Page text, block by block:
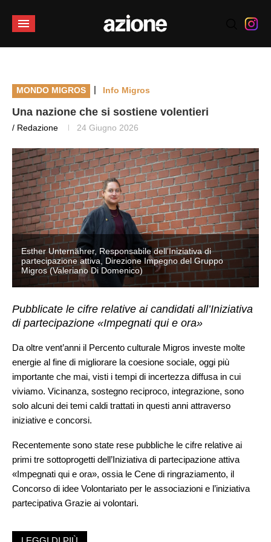
MONDO MIGROS | Info Migros
Una nazione che si sostiene volentieri
/ Redazione 24 Giugno 2026
Esther Unternährer, Responsabile dell’Iniziativa di
partecipazione attiva, Direzione Impegno del Gruppo
Migros (Valeriano Di Domenico)
Pubblicate le cifre relative ai candidati all’Iniziativa
di partecipazione «Impegnati qui e ora»
Da oltre vent’anni il Percento culturale Migros investe molte
energie al fine di migliorare la coesione sociale, oggi più
importante che mai, visti i tempi di incertezza diffusa in cui
viviamo. Vicinanza, sostegno reciproco, integrazione, sono
solo alcuni dei temi caldi trattati in questi anni attraverso
iniziative e concorsi.
Recentemente sono state rese pubbliche le cifre relative ai
primi tre sottoprogetti dell’Iniziativa di partecipazione attiva
«Impegnati qui e ora», ossia le Cene di ringraziamento, il
Concorso di idee Volontariato per le associazioni e l’iniziativa
partecipativa Grazie ai volontari.